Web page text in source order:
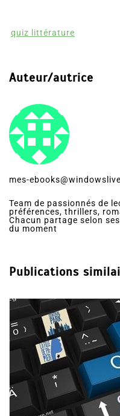
quiz littérature
Auteur/autrice
mes-
Team de passionnés de
préférences, thrillers,
Chacun partage selon
du moment
Publications